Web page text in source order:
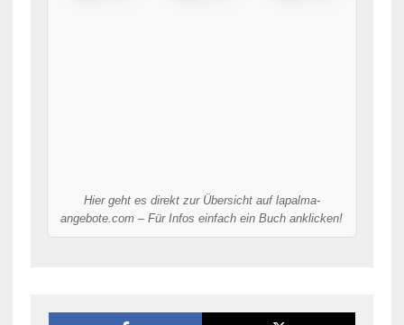
Hier geht es direkt zur Übersicht auf lapalma-
angebote.com – Für Infos einfach ein Buch anklicken!